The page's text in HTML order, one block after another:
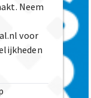
Neem
voor